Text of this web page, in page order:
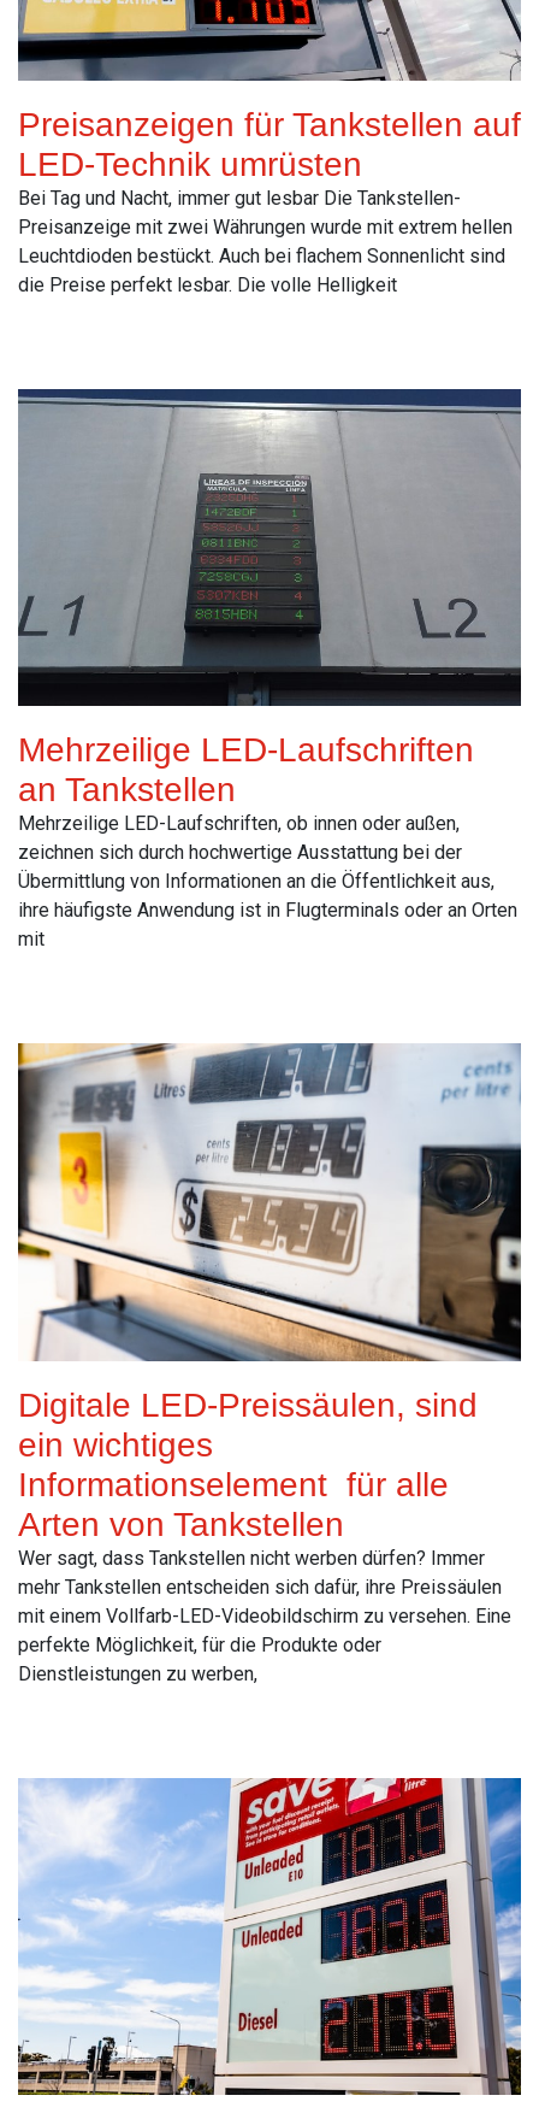
Preisanzeigen für Tankstellen auf
LED-Technik umrüsten
Bei Tag und Nacht, immer gut lesbar Die Tankstellen-
Preisanzeige mit zwei Währungen wurde mit extrem hellen
Leuchtdioden bestückt. Auch bei flachem Sonnenlicht sind
die Preise perfekt lesbar. Die volle Helligkeit
Mehrzeilige LED-Laufschriften
an Tankstellen
Mehrzeilige LED-Laufschriften, ob innen oder außen,
zeichnen sich durch hochwertige Ausstattung bei der
Übermittlung von Informationen an die Öffentlichkeit aus,
ihre häufigste Anwendung ist in Flugterminals oder an Orten
mit
Digitale LED-Preissäulen, sind
ein wichtiges
Informationselement für alle
Arten von Tankstellen
Wer sagt, dass Tankstellen nicht werben dürfen? Immer
mehr Tankstellen entscheiden sich dafür, ihre Preissäulen
mit einem Vollfarb-LED-Videobildschirm zu versehen. Eine
perfekte Möglichkeit, für die Produkte oder
Dienstleistungen zu werben,